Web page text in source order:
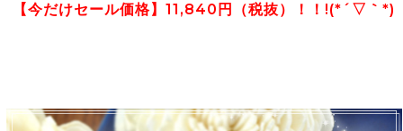
【今だけセール価格】11,840円（税抜）！！!(*´▽｀*)